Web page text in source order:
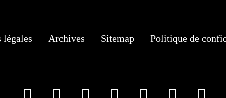
légales Archives Sitemap Politique de
facebookInstagram
Youtube
Tik Tok